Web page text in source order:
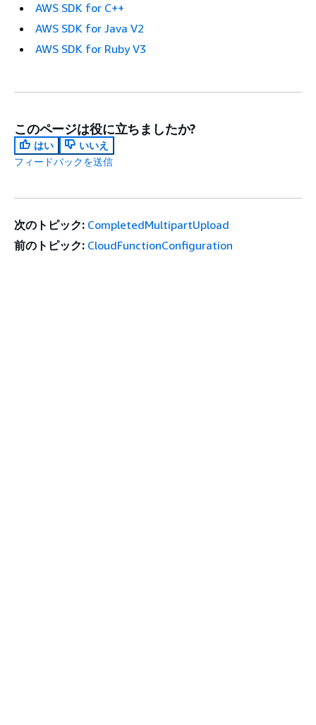
AWS SDK for C++
AWS SDK for Java V2
AWS SDK for Ruby V3
このページは役に立ちましたか?
はい
いいえ
フィードバックを送信
次のトピック: CompletedMultipartUpload
前のトピック: CloudFunctionConfiguration